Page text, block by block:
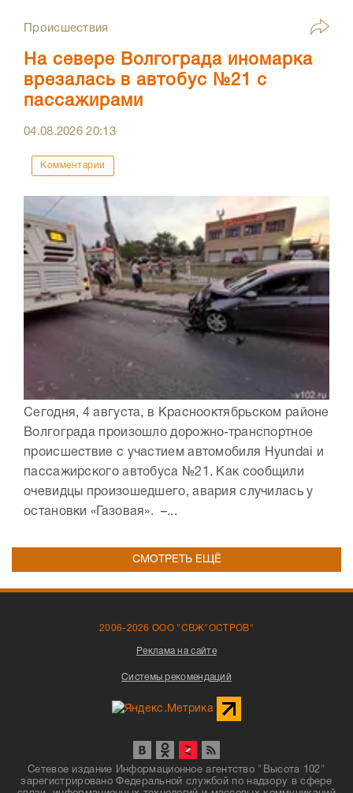
Происшествия
На севере Волгограда иномарка
врезалась в автобус №21 с
пассажирами
04.08.202620:13
Комментарии
Сегодня, 4 августа, в Краснооктябрьском районе
Волгограда произошло дорожно-транспортное
происшествие с участием автомобиля Hyundai и
пассажирского автобуса №21. Как сообщили
очевидцы произошедшего, авария случилась у
остановки «Газовая». –...
СМОТРЕТЬ ЕЩЁ
2006-2026 ООО "СВЖ"ОСТРОВ"
Реклама на сайте
Системы рекомендаций
Сетевое издание Информационное агентство "Высота 102"
зарегистрировано Федеральной службой по надзору в сфере